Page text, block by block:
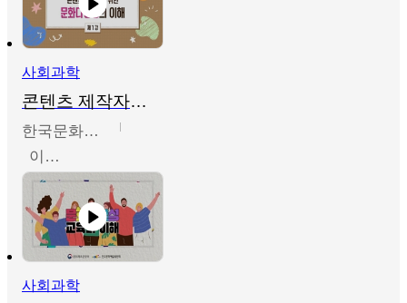
사회과학
콘텐츠 제작자를 위한 문화다양성의 이해
한국문화예술교육진흥원
이성민
사회과학